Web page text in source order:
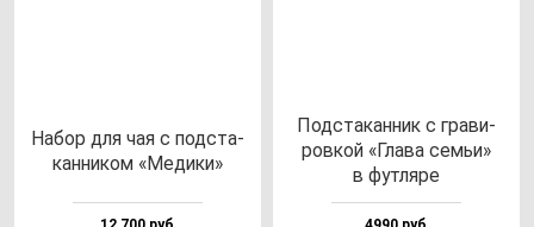
Набор для чая с под­ста­
кан­ни­ком «Меди­ки»
Под­ста­кан­ник с гра­ви­
ров­кой «Гла­ва семьи»
в фут­ля­ре